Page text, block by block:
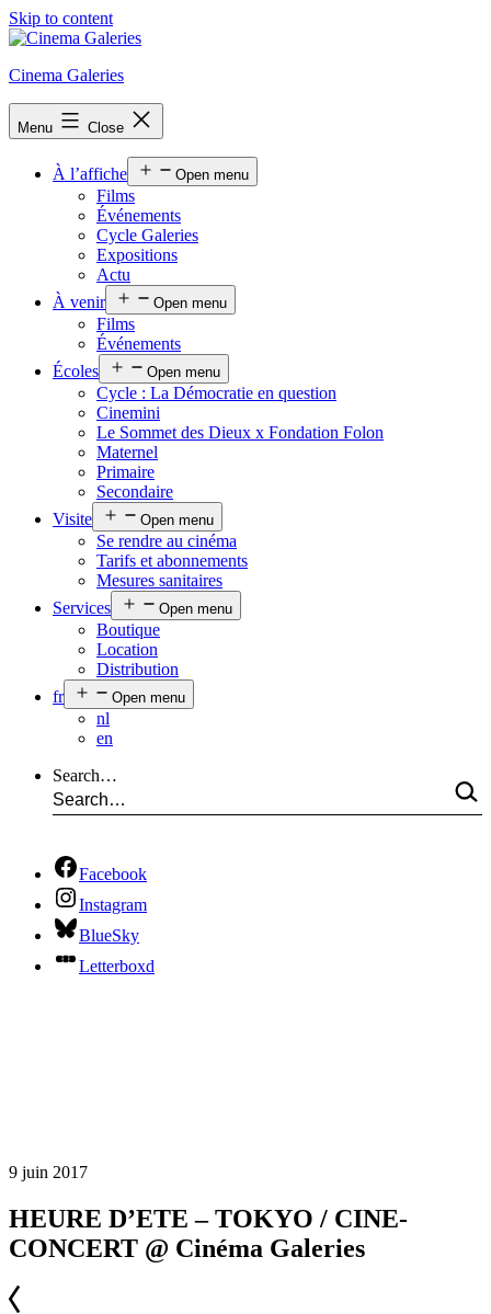
Skip to content
Cinema Galeries
Menu Close
À l’affiche Open menu
Films
Événements
Cycle Galeries
Expositions
Actu
À venir
Open menu
Films
Événements
Écoles
Open menu
Cycle : La Démocratie en question
Cinemini
Le Sommet des Dieux x Fondation Folon
Maternel
Primaire
Secondaire
Visite
Open menu
Se rendre au cinéma
Tarifs et abonnements
Mesures sanitaires
Services
Open menu
Boutique
Location
Distribution
fr
Open menu
nl
en
Search…
Facebook
Instagram
BlueSky
Letterboxd
9 juin 2017
HEURE D’ETE – TOKYO / CINE-
CONCERT @ Cinéma Galeries